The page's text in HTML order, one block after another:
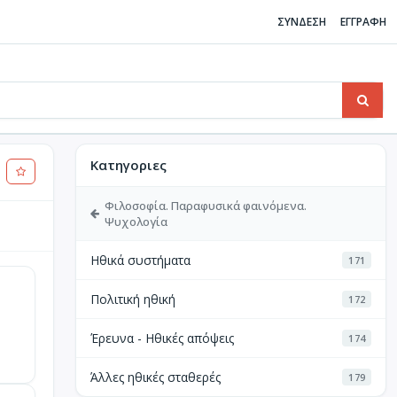
ΣΥΝΔΕΣΗ ΕΓΓΡΑΦΗ
Κατηγοριες
Φιλοσοφία. Παραφυσικά φαινόμενα.
Ψυχολογία
Ηθικά συστήματα 171
Πολιτική ηθική 172
Έρευνα - Ηθικές απόψεις 174
Άλλες ηθικές σταθερές 179